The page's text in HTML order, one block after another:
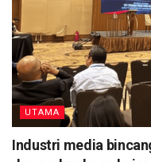
UTAMA
Industri media